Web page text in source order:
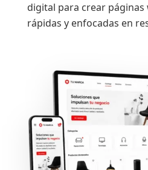
digital para crear
rápidas y enfocadas en